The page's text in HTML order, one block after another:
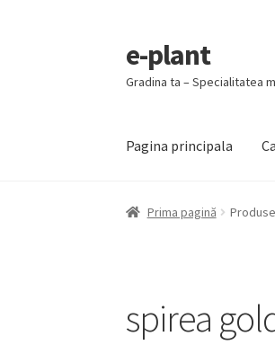
Sari
la
navigare
Sari
la
conținut
e-plant
Gradina ta – Specialitatea
Pagina principala
Prima pagină
spirea